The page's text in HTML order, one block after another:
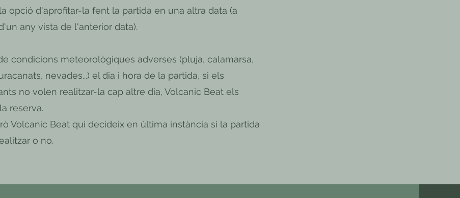
opció d'aprofitar-la fent la partida en una altra data (a
any vista de l'anterior data).
condicions meteorològiques adverses (pluja, calamarsa,
nevades...) el dia i hora de la partida, si els
no volen realitzar-la cap altre dia, Volcanic Beat els
reserva.
Volcanic Beat qui decideix en última instància si la partida
o no.